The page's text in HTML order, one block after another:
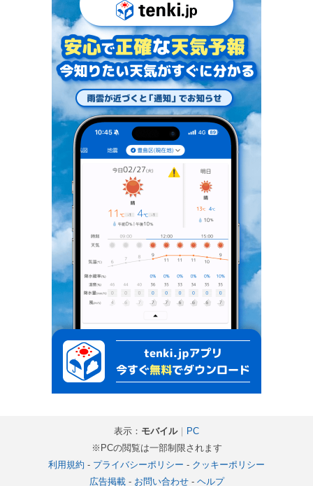
表示： モバイル｜
PC
※PCの閲覧は一部制限されます
利用規約 - プライバシーポリシー - クッキーポリシー
広告掲載- お問い合わせ- ヘルプ